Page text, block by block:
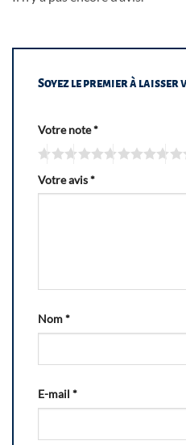
Soyez le premier à laisser
Votre note*
Votre avis*
Nom*
E-mail *